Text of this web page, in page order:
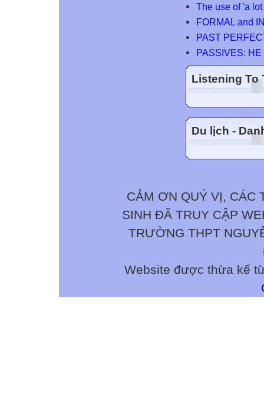
The use of 'a
FORMAL and
PAST
PASSIVES:
Listening To
Du lịch -
CẢM ƠN QUÝ VỊ, CÁC
SINH ĐÃ TRUY CẬP
TRƯỜNG THPT
Website được thừa kế